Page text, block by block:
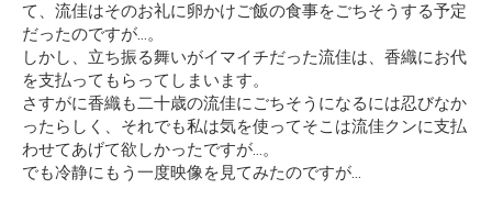
て、流佳はそのお礼に卵かけご飯の食事をごちそうする予定
だったのですが…。
しかし、立ち振る舞いがイマイチだった流佳は、香織にお代
を支払ってもらってしまいます。
さすがに香織も二十歳の流佳にごちそうになるには忍びなか
ったらしく、それでも私は気を使ってそこは流佳クンに支払
わせてあげて欲しかったですが…。
でも冷静にもう一度映像を見てみたのですが…